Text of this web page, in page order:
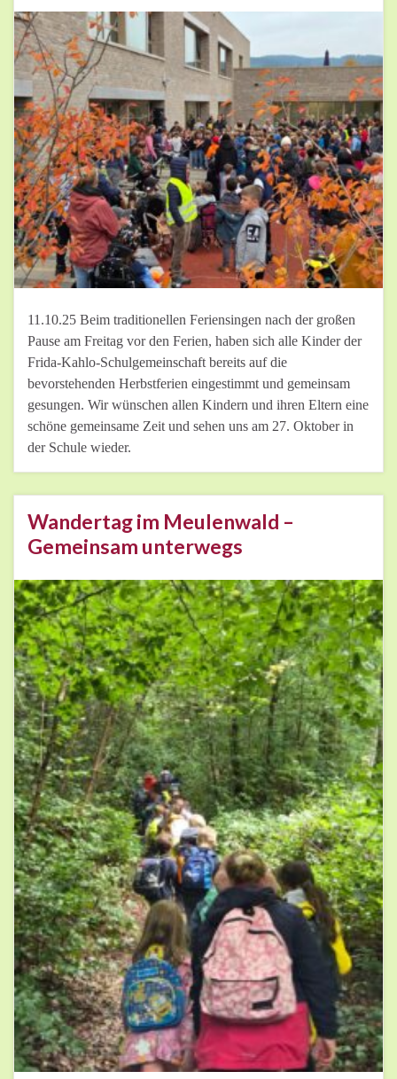
11.10.25 Beim traditionellen Feriensingen nach der großen
Pause am Freitag vor den Ferien, haben sich alle Kinder der
Frida-Kahlo-Schulgemeinschaft bereits auf die
bevorstehenden Herbstferien eingestimmt und gemeinsam
gesungen. Wir wünschen allen Kindern und ihren Eltern eine
schöne gemeinsame Zeit und sehen uns am 27. Oktober in
der Schule wieder.
Wandertag im Meulenwald –
Gemeinsam unterwegs